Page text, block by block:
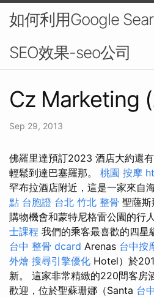
如何利用Google
SEO效果-seo公司
Cz Marketing
Sep 29, 2013
佛羅里達預訂2023 酒店大約還
輕鬆到達巴塞羅那。 桃園 按摩
罕布拉酒店附近，這是一家來自
點 台胞證 台北 竹北 整骨 聖薩斯
購物機會和蒙特尼格雷公園的行
士課程 我們的乘客最喜歡的四星
台中 整骨 dcard Arenas 台中按
外燴 搜尋引擎優化 Hotel）於
新。 這家非常精緻的220間客房
歡迎，位於聖蘇珊娜（Santa 台